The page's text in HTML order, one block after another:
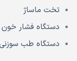
تخت ماساژ
دستگاه فشار خون
دستگاه طب